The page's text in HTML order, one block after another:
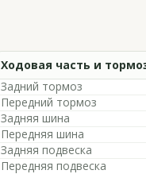
Ходовая часть и
Задний тормоз
Передний тормоз
Задняя шина
Передняя шина
Задняя подвеска
Передняя подвеска